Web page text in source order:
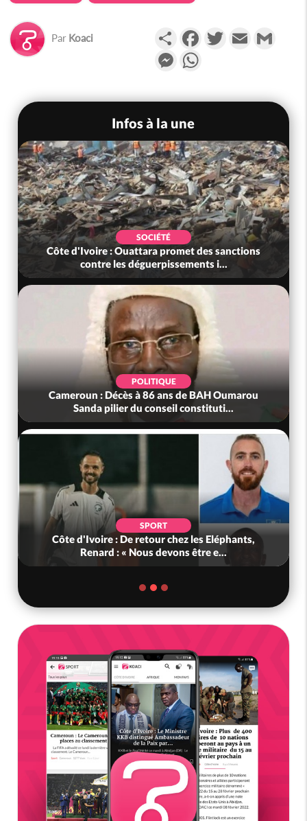
Par Koaci PartagerFacebookTwitterEmail
Messenger
Infos à la une
SOCIÉTÉ
Côte d'Ivoire : Ouattara promet des sanctions
contre les déguerpissements i...
POLITIQUE
Cameroun : Décès à 86 ans de BAH Oumarou
Sanda pilier du conseil constituti...
SPORT
Côte d'Ivoire : De retour chez les Eléphants,
Renard : « Nous devons être e...